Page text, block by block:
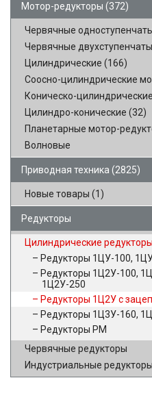
Мотор-редукторы (372)
Червячные
Червячные
Цилиндрические (166)
Соосно-цилиндрические
Коническо-
Цилиндро-конические (32)
Планетарные мотор-
Волновые
Приводная техника (2825)
Новые товары (1)
Редукторы
Цилиндрические редукторы
Редукторы 1ЦУ-100,
Редукторы 1Ц2У-100,
1Ц2У-250
Редукторы 1Ц2У с
Редукторы 1Ц3У-160,
Редукторы РМ
Червячные редукторы
Индустриальные редукторы